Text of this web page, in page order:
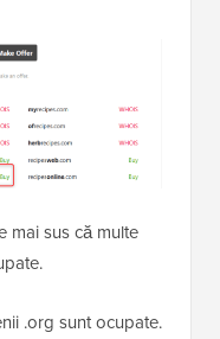
mai sus că multe
.org sunt ocupate.